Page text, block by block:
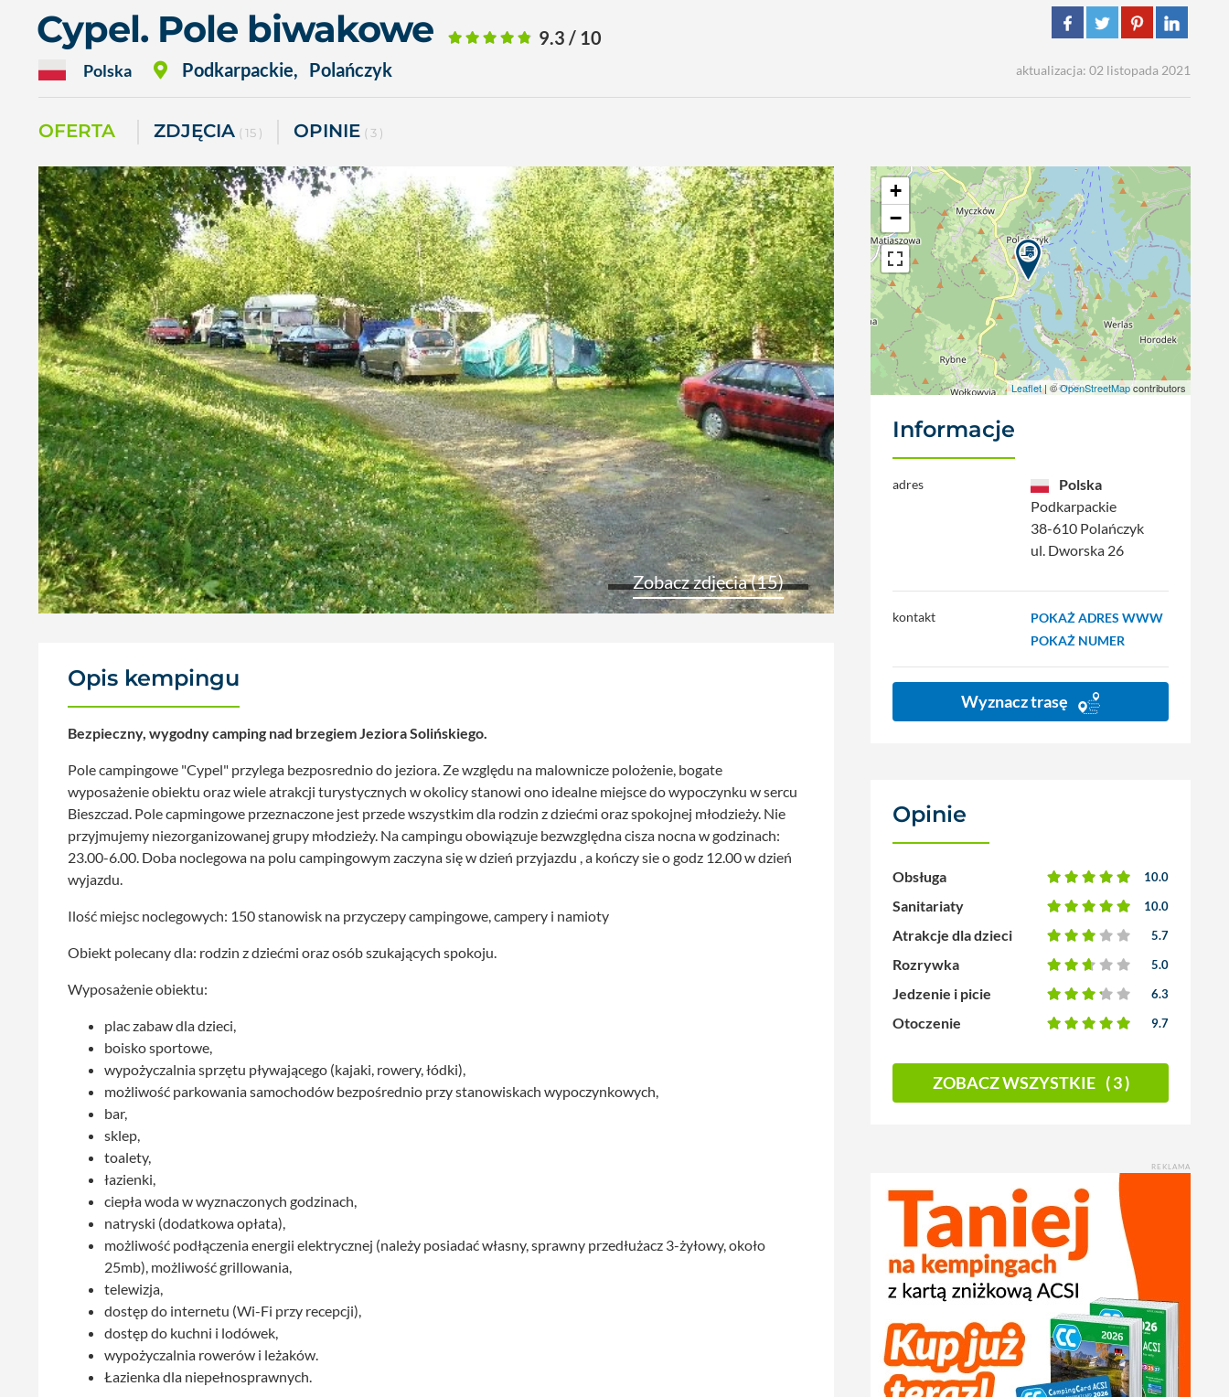
Cypel. Pole biwakowe 9.3 / 10
Polska Podkarpackie, Polańczyk aktualizacja: 02 listopada 2021
OFERTA ZDJĘCIA ( 15 ) OPINIE ( 3 )
Zobacz zdjęcia (15)
Opis kempingu
Bezpieczny, wygodny camping nad brzegiem Jeziora Solińskiego.
Pole campingowe "Cypel" przylega bezposrednio do jeziora. Ze względu na malownicze polożenie, bogate
wyposażenie obiektu oraz wiele atrakcji turystycznych w okolicy stanowi ono idealne miejsce do wypoczynku w sercu
Bieszczad. Pole capmingowe przeznaczone jest przede wszystkim dla rodzin z dziećmi oraz spokojnej młodzieży. Nie
przyjmujemy niezorganizowanej grupy młodzieży. Na campingu obowiązuje bezwzględna cisza nocna w godzinach:
23.00-6.00. Doba noclegowa na polu campingowym zaczyna się w dzień przyjazdu , a kończy sie o godz 12.00 w dzień
wyjazdu.
Ilość miejsc noclegowych: 150 stanowisk na przyczepy campingowe, campery i namioty
Obiekt polecany dla: rodzin z dziećmi oraz osób szukających spokoju.
Wyposażenie obiektu:
plac zabaw dla dzieci,
boisko sportowe,
wypożyczalnia sprzętu pływającego (kajaki, rowery, łódki),
możliwość parkowania samochodów bezpośrednio przy stanowiskach wypoczynkowych,
bar,
sklep,
toalety,
łazienki,
ciepła woda w wyznaczonych godzinach,
natryski (dodatkowa opłata),
możliwość podłączenia energii elektrycznej (należy posiadać własny, sprawny przedłużacz 3-żyłowy, około
25mb), możliwość grillowania,
telewizja,
dostęp do internetu (Wi-Fi przy recepcji),
dostęp do kuchni i lodówek,
wypożyczalnia rowerów i leżaków.
Łazienka dla niepełnosprawnych.
+
−
Leaflet| ©OpenStreetMapcontributors
Informacje
adres
Polska
Podkarpackie
38-610 Polańczyk
ul. Dworska 26
kontakt
POKAŻ ADRES WWW
POKAŻ NUMER
Wyznacz trasę
Opinie
Obsługa 10.0
Sanitariaty 10.0
Atrakcje dla dzieci 5.7
Rozrywka 5.0
Jedzenie i picie 6.3
Otoczenie 9.7
ZOBACZ WSZYSTKIE ( 3 )
REKLAMA